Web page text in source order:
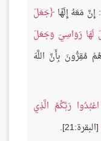
جَعَلَ
لَهَا رَوَاسِيَ وَجَعَلَ
بَلْ هُمْ مُقِرُّونَ بِأَنَّ اللَّهَ
رَبَّكُمُ الَّذِي
[البقرة:21].